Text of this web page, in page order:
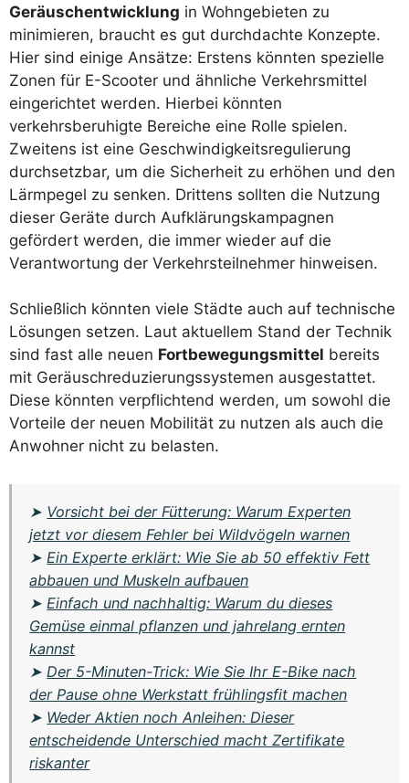
Geräuschentwicklung in Wohngebieten zu
minimieren, braucht es gut durchdachte Konzepte.
Hier sind einige Ansätze: Erstens könnten spezielle
Zonen für E-Scooter und ähnliche Verkehrsmittel
eingerichtet werden. Hierbei könnten
verkehrsberuhigte Bereiche eine Rolle spielen.
Zweitens ist eine Geschwindigkeitsregulierung
durchsetzbar, um die Sicherheit zu erhöhen und den
Lärmpegel zu senken. Drittens sollten die Nutzung
dieser Geräte durch Aufklärungskampagnen
gefördert werden, die immer wieder auf die
Verantwortung der Verkehrsteilnehmer hinweisen.
Schließlich könnten viele Städte auch auf technische
Lösungen setzen. Laut aktuellem Stand der Technik
sind fast alle neuen Fortbewegungsmittel bereits
mit Geräuschreduzierungssystemen ausgestattet.
Diese könnten verpflichtend werden, um sowohl die
Vorteile der neuen Mobilität zu nutzen als auch die
Anwohner nicht zu belasten.
➤ Vorsicht bei der Fütterung: Warum Experten
jetzt vor diesem Fehler bei Wildvögeln warnen
➤ Ein Experte erklärt: Wie Sie ab 50 effektiv Fett
abbauen und Muskeln aufbauen
➤ Einfach und nachhaltig: Warum du dieses
Gemüse einmal pflanzen und jahrelang ernten
kannst
➤ Der 5-Minuten-Trick: Wie Sie Ihr E-Bike nach
der Pause ohne Werkstatt frühlingsfit machen
➤ Weder Aktien noch Anleihen: Dieser
entscheidende Unterschied macht Zertifikate
riskanter